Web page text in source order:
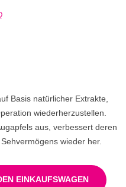
Basis natürlicher Extrakte,
wiederherzustellen.
aus, verbessert deren
wieder her.
EINKAUFSWAGEN